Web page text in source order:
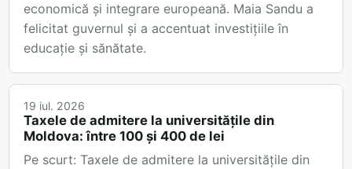
economică și integrare europeană. Maia Sandu a
felicitat guvernul și a accentuat investițiile în
educație și sănătate.
19 iul. 2026
Taxele de admitere la universitățile din
Moldova: între 100 și 400 de lei
Pe scurt: Taxele de admitere la universitățile din